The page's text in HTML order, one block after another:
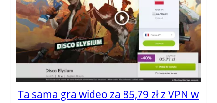
Ta sama gra wideo za 85,79 zł z VPN w